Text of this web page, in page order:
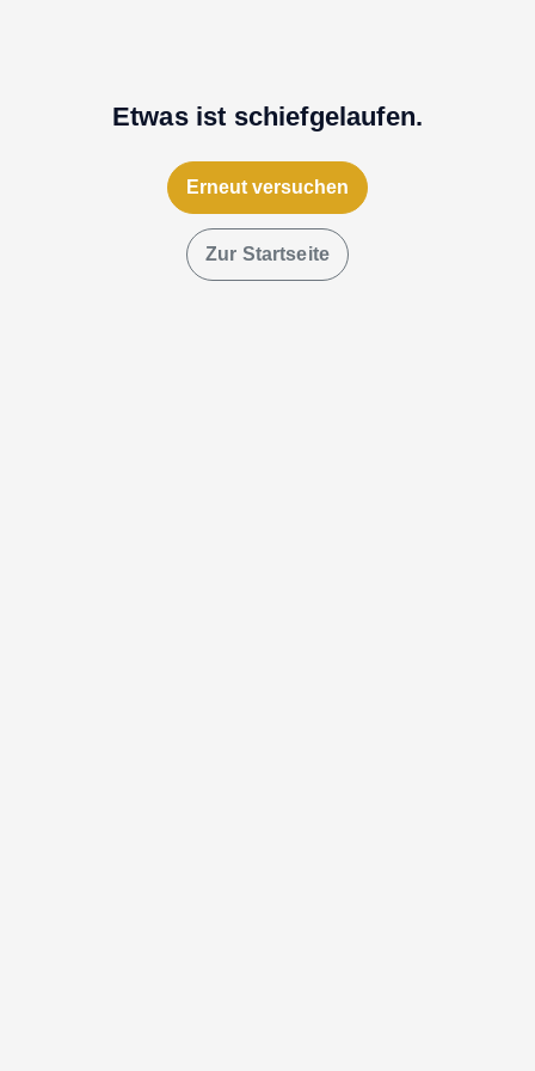
Etwas ist schiefgelaufen.
Erneut versuchen
Zur Startseite